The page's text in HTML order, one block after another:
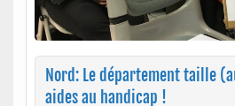
Nord: Le département taille
aides au handicap !